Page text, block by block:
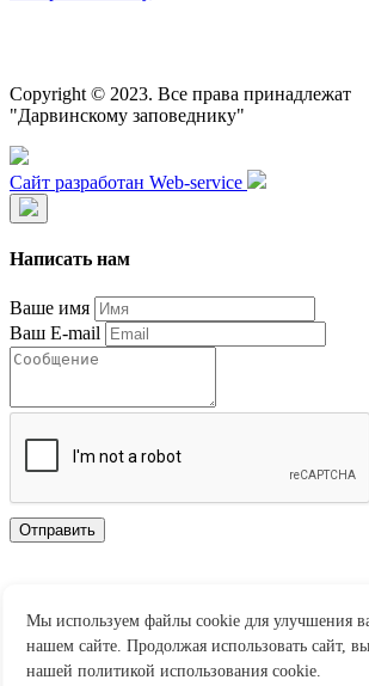
Copyright © 2023. Все права принадлежат
"Дарвинскому заповеднику"
Сайт разработан Web-service
Написать нам
Ваше имя
Ваш E-mail
Отправить
хранение персональных данных.
Мы используем файлы cookie для улучшения
нашем сайте. Продолжая использовать сайт, вы
нашей политикой использования cookie.